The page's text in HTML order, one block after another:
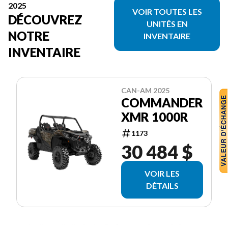
2025
DÉCOUVREZ
NOTRE
INVENTAIRE
VOIR TOUTES LES
UNITÉS EN
INVENTAIRE
CAN-AM 2025
COMMANDER
XMR 1000R
1173
30 484 $
VOIR LES
DÉTAILS